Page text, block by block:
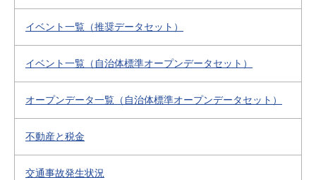
イベント一覧（推奨データセット）
イベント一覧（自治体標準オープンデータセット）
オープンデータ一覧（自治体標準オープンデータセット）
不動産と税金
交通事故発生状況